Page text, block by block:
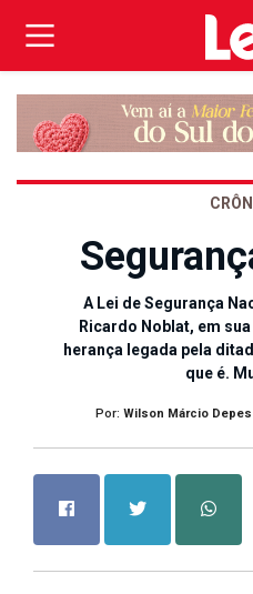
A Lei de Segurança
Ricardo Noblat, em
herança legada pela
que é.
Por: Wilson Márcio Depes